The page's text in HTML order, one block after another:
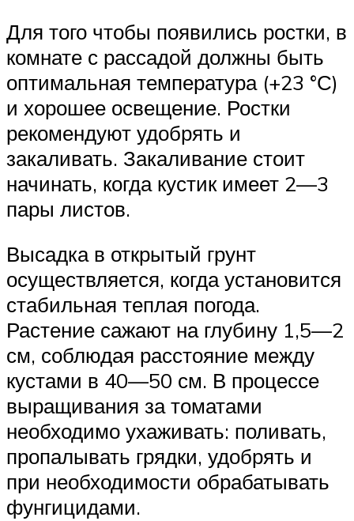
Для того чтобы появились ростки, в
комнате с рассадой должны быть
оптимальная температура (+23 °С)
и хорошее освещение. Ростки
рекомендуют удобрять и
закаливать. Закаливание стоит
начинать, когда кустик имеет 2—3
пары листов.
Высадка в открытый грунт
осуществляется, когда установится
стабильная теплая погода.
Растение сажают на глубину 1,5—2
см, соблюдая расстояние между
кустами в 40—50 см. В процессе
выращивания за томатами
необходимо ухаживать: поливать,
пропалывать грядки, удобрять и
при необходимости обрабатывать
фунгицидами.